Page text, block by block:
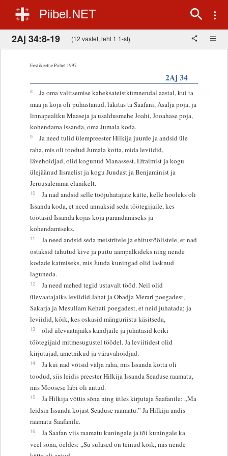
Piibel.NET
2Aj 34:8-19 (12 vastet, leht 1 1-st)
Eestikeelne Piibel 1997
2Aj 34
8
Ja oma valitsemise kaheksateistkümnendal aastal, kui ta
maa ja koja oli puhastanud, läkitas ta Saafani, Asalja poja, ja
linnapealiku Maaseja ja usaldusmehe Joahi, Jooahase poja,
kohendama Issanda, oma Jumala koda.
9
Ja need tulid ülempreester Hilkija juurde ja andsid üle
raha, mis oli toodud Jumala kotta, mida leviidid,
lävehoidjad, olid kogunud Manassest, Efraimist ja kogu
ülejäänud Iisraelist ja kogu Juudast ja Benjaminist ja
Jeruusalemma elanikelt.
10
Ja nad andsid selle tööjuhatajate kätte, kelle hooleks oli
Issanda koda, et need annaksid seda töötegijaile, kes
töötasid Issanda kojas koja parandamiseks ja
kohendamiseks.
11
Ja need andsid seda meistritele ja ehitustöölistele, et nad
ostaksid tahutud kive ja puitu aampalkideks ning nende
kodade katmiseks, mis Juuda kuningad olid lasknud
laguneda.
12
Ja need mehed tegid ustavalt tööd. Neil olid
ülevaatajaiks leviidid Jahat ja Obadja Merari poegadest,
Sakarja ja Mesullam Kehati poegadest, et neid juhatada; ja
leviidid, kõik, kes oskasid mänguriistu käsitseda,
13
olid ülevaatajaiks kandjaile ja juhatasid kõiki
töötegijaid mitmesugustel töödel. Ja leviitidest olid
kirjutajad, ametnikud ja väravahoidjad.
14
Ja kui nad võtsid välja raha, mis Issanda kotta oli
toodud, siis leidis preester Hilkija Issanda Seaduse raamatu,
mis Moosese läbi oli antud.
15
Ja Hilkija võttis sõna ning ütles kirjutaja Saafanile: „Ma
leidsin Issanda kojast Seaduse raamatu.” Ja Hilkija andis
raamatu Saafanile.
16
Ja Saafan viis raamatu kuningale ja tõi kuningale ka
veel sõna, öeldes: „Su sulased on teinud kõik, mis nende